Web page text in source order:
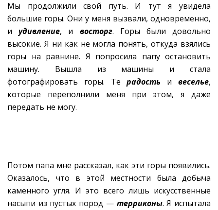
Мы продолжили свой путь. И тут я увидела
большие горы. Они у меня вызвали, одновременно,
иудивление, и восторг. Горы были довольно
высокие. Я ни как не могла понять, откуда взялись
горы на равнине. Я попросила папу остановить
машину. Вышла из машины и стала
фотографировать горы. Терадость ивеселье,
которые переполнили меня при этом, я даже
передать не могу.
Потом папа мне рассказал, как эти горы появились.
Оказалось, что в этой местности была добыча
каменного угля. И это всего лишь искусственные
насыпи из пустых пород — терриконы. Я испытала